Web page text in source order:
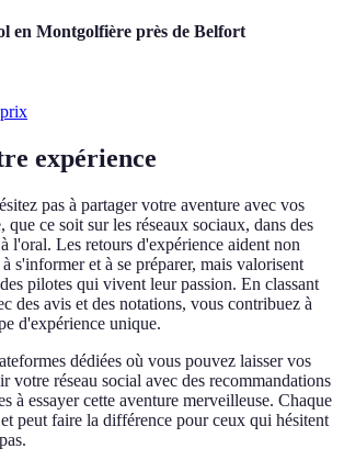
en Montgolfière près de Belfort
expérience
pas à partager votre aventure avec vos
ce soit sur les réseaux sociaux, dans des
l'oral. Les retours d'expérience aident non
s'informer et à se préparer, mais valorisent
pilotes qui vivent leur passion. En classant
des avis et des notations, vous contribuez à
d'expérience unique.
dédiées où vous pouvez laisser vos
votre réseau social avec des recommandations
à essayer cette aventure merveilleuse. Chaque
peut faire la différence pour ceux qui hésitent